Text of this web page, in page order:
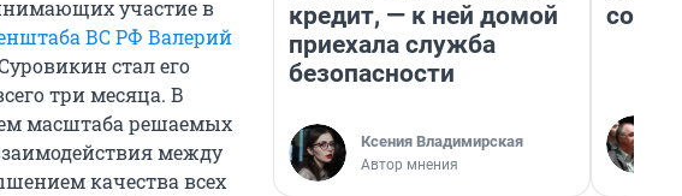
участие в
ВС РФ Валерий
стал его
три месяца. В
масштаба решаемых
между
качества всех
кредит, — к ней домой
приехала служба
безопасности
Ксения Владимирская
Автор мнения